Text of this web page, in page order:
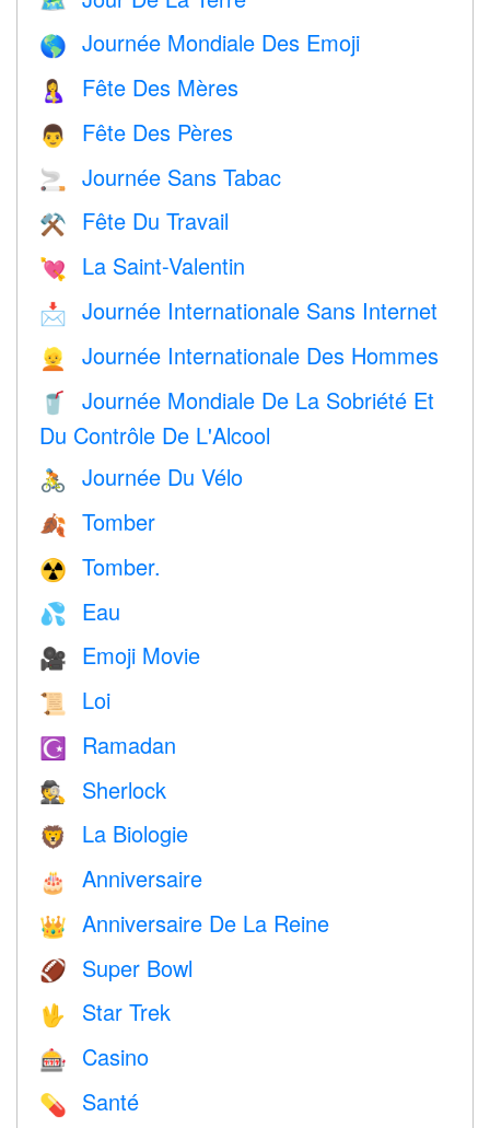
🌎 Journée Mondiale Des Emoji
🤱 Fête Des Mères
👨 Fête Des Pères
🚬 Journée Sans Tabac
⚒️ Fête Du Travail
💘 La Saint-Valentin
📩 Journée Internationale Sans Internet
👱 Journée Internationale Des Hommes
🥤
Journée Mondiale De La Sobriété Et
Du Contrôle De L'Alcool
🚴 Journée Du Vélo
🍂 Tomber
☢️ Tomber.
💦 Eau
🎥 Emoji Movie
📜 Loi
☪️ Ramadan
🕵️ Sherlock
🦁 La Biologie
🎂 Anniversaire
👑 Anniversaire De La Reine
🏈 Super Bowl
🖖 Star Trek
🎰 Casino
💊 Santé